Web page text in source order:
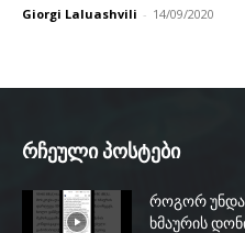
Giorgi Laluashvili - 14/09/2020
რჩეული პოსტები
როგორ უნდა
ხმაურის